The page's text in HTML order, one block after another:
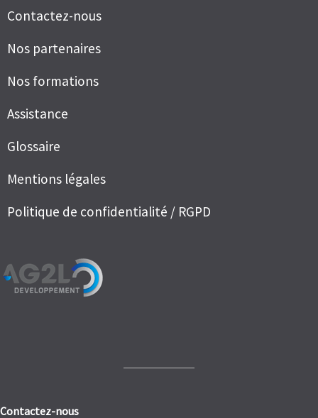
Contactez-nous
Nos partenaires
Nos formations
Assistance
Glossaire
Mentions légales
Politique de confidentialité / RGPD
Contactez-nous